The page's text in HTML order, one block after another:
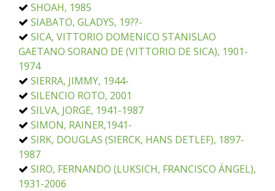
SHOAH, 1985
SIABATO, GLADYS, 19??-
SICA, VITTORIO DOMENICO STANISLAO
GAETANO SORANO DE (VITTORIO DE SICA), 1901-
1974
SIERRA, JIMMY, 1944-
SILENCIO ROTO, 2001
SILVA, JORGE, 1941-1987
SIMON, RAINER,1941-
SIRK, DOUGLAS (SIERCK, HANS DETLEF), 1897-
1987
SIRO, FERNANDO (LUKSICH, FRANCISCO ÁNGEL),
1931-2006